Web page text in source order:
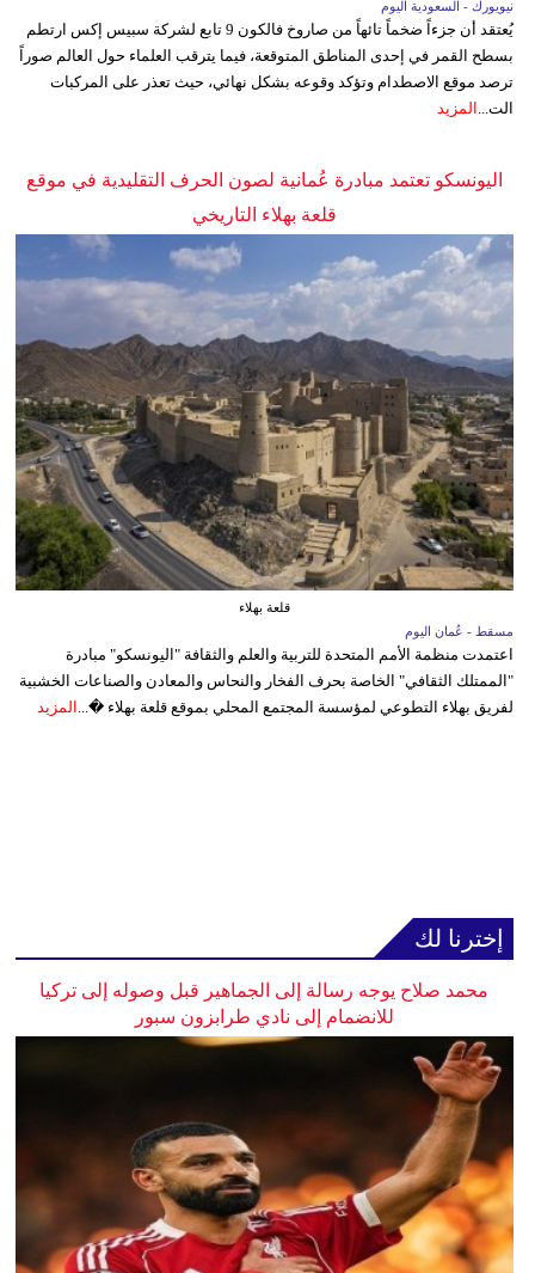
نيويورك - السعودية اليوم
يُعتقد أن جزءاً ضخماً تائهاً من صاروخ فالكون 9 تابع لشركة سبيس إكس ارتطم
بسطح القمر في إحدى المناطق المتوقعة، فيما يترقب العلماء حول العالم صوراً
ترصد موقع الاصطدام وتؤكد وقوعه بشكل نهائي، حيث تعذر على المركبات
الت... المزيد
اليونسكو تعتمد مبادرة عُمانية لصون الحرف التقليدية في موقع
قلعة بهلاء التاريخي
قلعة بهلاء
مسقط - عُمان اليوم
اعتمدت منظمة الأمم المتحدة للتربية والعلم والثقافة "اليونسكو" مبادرة
"الممتلك الثقافي" الخاصة بحرف الفخار والنحاس والمعادن والصناعات الخشبية
لفريق بهلاء التطوعي لمؤسسة المجتمع المحلي بموقع قلعة بهلاء �... المزيد
إخترنا لك
محمد صلاح يوجه رسالة إلى الجماهير قبل وصوله إلى تركيا
للانضمام إلى نادي طرابزون سبور